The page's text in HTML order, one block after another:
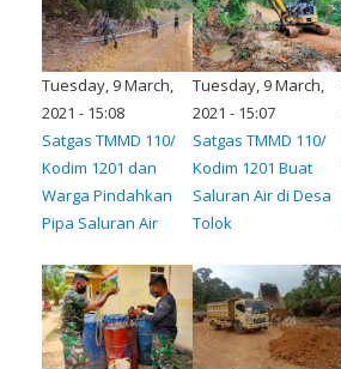
Tuesday, 9 March,
2021 - 15:08
Satgas TMMD 110/
Kodim 1201 dan
Warga Pindahkan
Pipa Saluran Air
Tuesday, 9 March,
2021 - 15:07
Satgas TMMD 110/
Kodim 1201 Buat
Saluran Air di Desa
Tolok